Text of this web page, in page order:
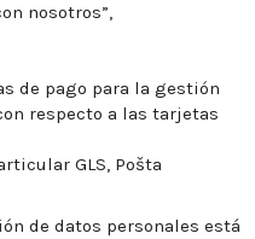
nosotros”,
de pago para la gestión
respecto a las tarjetas
GLS, Pošta
de datos personales está